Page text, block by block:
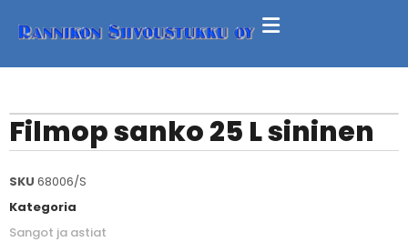
Filmop sanko 25 L sininen
SKU 68006/S
Kategoria
Sangot ja astiat